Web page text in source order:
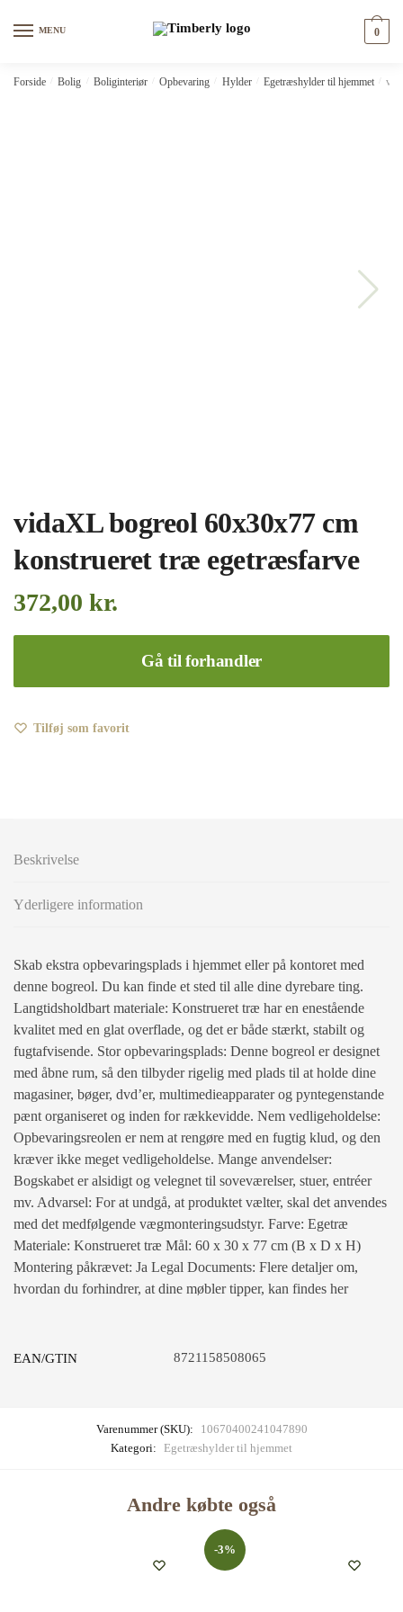
MENU 0
Forside Bolig Boliginteriør Opbevaring Hylder Egetræshylder til hjemmet
vidaXL bogreol 60x30x77 cm
konstrueret træ egetræsfarve
372,00 kr.
Gå til forhandler
Tilføj som favorit
Beskrivelse
Yderligere information
Skab ekstra opbevaringsplads i hjemmet eller på kontoret med
denne bogreol. Du kan finde et sted til alle dine dyrebare ting.
Langtidsholdbart materiale: Konstrueret træ har en enestående
kvalitet med en glat overflade, og det er både stærkt, stabilt og
fugtafvisende. Stor opbevaringsplads: Denne bogreol er designet
med åbne rum, så den tilbyder rigelig med plads til at holde dine
magasiner, bøger, dvd’er, multimedieapparater og pyntegenstande
pænt organiseret og inden for rækkevidde. Nem vedligeholdelse:
Opbevaringsreolen er nem at rengøre med en fugtig klud, og den
kræver ikke meget vedligeholdelse. Mange anvendelser:
Bogskabet er alsidigt og velegnet til soveværelser, stuer, entréer
mv. Advarsel: For at undgå, at produktet vælter, skal det anvendes
med det medfølgende vægmonteringsudstyr. Farve: Egetræ
Materiale: Konstrueret træ Mål: 60 x 30 x 77 cm (B x D x H)
Montering påkrævet: Ja Legal Documents: Flere detaljer om,
hvordan du forhindrer, at dine møbler tipper, kan findes her
EAN/GTIN 8721158508065
Varenummer (SKU):
10670400241047890
Kategori: Egetræshylder til hjemmet
Andre købte også
-3%